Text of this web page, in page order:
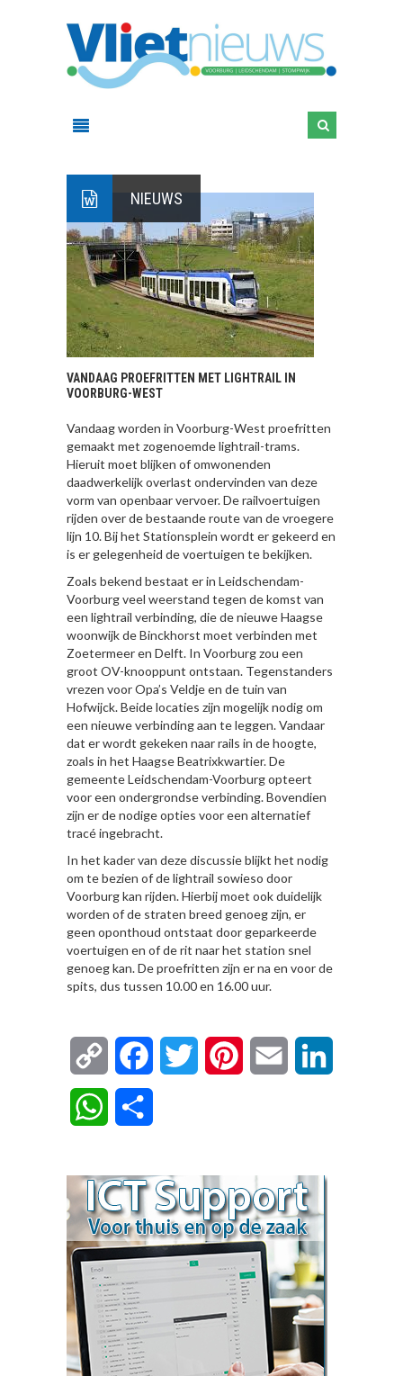
NIEUWS
VANDAAG PROEFRITTEN MET LIGHTRAIL IN
VOORBURG-WEST
Vandaag worden in Voorburg-West proefritten
gemaakt met zogenoemde lightrail-trams.
Hieruit moet blijken of omwonenden
daadwerkelijk overlast ondervinden van deze
vorm van openbaar vervoer. De railvoertuigen
rijden over de bestaande route van de vroegere
lijn 10. Bij het Stationsplein wordt er gekeerd en
is er gelegenheid de voertuigen te bekijken.
Zoals bekend bestaat er in Leidschendam-
Voorburg veel weerstand tegen de komst van
een lightrail verbinding, die de nieuwe Haagse
woonwijk de Binckhorst moet verbinden met
Zoetermeer en Delft. In Voorburg zou een
groot OV-knooppunt ontstaan. Tegenstanders
vrezen voor Opa’s Veldje en de tuin van
Hofwijck. Beide locaties zijn mogelijk nodig om
een nieuwe verbinding aan te leggen. Vandaar
dat er wordt gekeken naar rails in de hoogte,
zoals in het Haagse Beatrixkwartier. De
gemeente Leidschendam-Voorburg opteert
voor een ondergrondse verbinding. Bovendien
zijn er de nodige opties voor een alternatief
tracé ingebracht.
In het kader van deze discussie blijkt het nodig
om te bezien of de lightrail sowieso door
Voorburg kan rijden. Hierbij moet ook duidelijk
worden of de straten breed genoeg zijn, er
geen oponthoud ontstaat door geparkeerde
voertuigen en of de rit naar het station snel
genoeg kan. De proefritten zijn er na en voor de
spits, dus tussen 10.00 en 16.00 uur.
Copy
Link
FacebookTwitter Pinterest Email
WhatsApp